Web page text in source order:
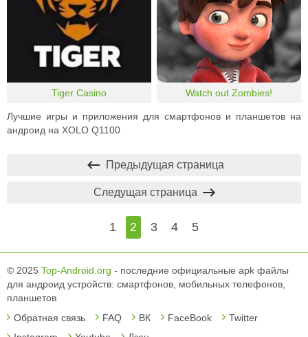
Tiger Casino Watch out Zombies!
Лучшие игры и приложения для смартфонов и планшетов на
андроид на XOLO Q1100
Предыдущая страница
1 2 3 4 5
Следущая страница
© 2025 Top-Android.org - последние официальные apk файлы
для андроид устройств: смартфонов, мобильных телефонов,
планшетов
Обратная связь
FAQ ВК FaceBook
Twitter